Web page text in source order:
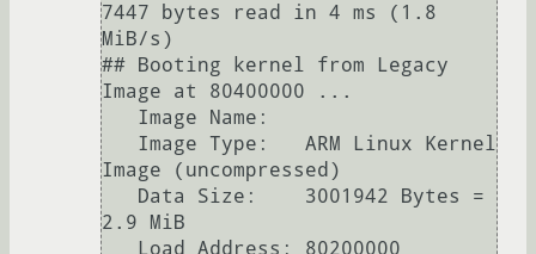
7447 bytes read in 4 ms (1.8
MiB/s)
## Booting kernel from Legacy
Image at 80400000 ...
Image (uncompressed)
2.9 MiB